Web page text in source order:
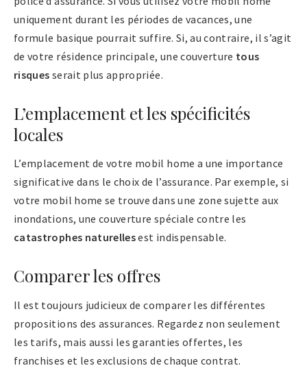
uniquement durant les périodes de vacances, une
formule basique pourrait suffire. Si, au contraire, il s’agit
de votre résidence principale, une couverture tous
risques serait plus appropriée.
L’emplacement et les spécificités
locales
L’emplacement de votre mobil home a une importance
significative dans le choix de l’assurance. Par exemple, si
votre mobil home se trouve dans une zone sujette aux
inondations, une couverture spéciale contre les
catastrophes naturellesest indispensable.
Comparer les offres
Il est toujours judicieux de comparer les différentes
propositions des assurances. Regardez non seulement
les tarifs, mais aussi les garanties offertes, les
franchises et les exclusions de chaque contrat.